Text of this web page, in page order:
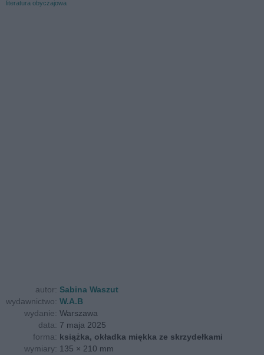
literatura obyczajowa
autor: Sabina Waszut
wydawnictwo: W.A.B
wydanie: Warszawa
data: 7 maja 2025
forma: książka, okładka miękka ze skrzydełkami
wymiary: 135 × 210 mm